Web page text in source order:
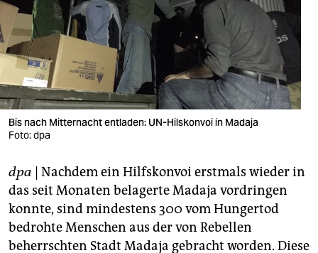
berlin
nord
wahrheit
verlag
verlag
veranstaltungen
shop
fragen & hilfe
unterstützen
Bis nach Mitternacht entladen: UN-Hilskonvoi in Madaja
Foto: dpa
dpa | Nachdem ein Hilfskonvoi erstmals wieder in
das seit Monaten belagerte Madaja vordringen
konnte, sind mindestens 300 vom Hungertod
bedrohte Menschen aus der von Rebellen
beherrschten Stadt Madaja gebracht worden. Diese